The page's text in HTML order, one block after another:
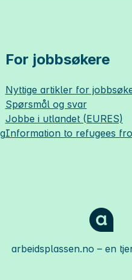
For jobbsøkere
Nyttige artikler for
Spørsmål og svar
Jobbe i utlandet (EURES)
Information to refugees
arbeidsplassen.no – en